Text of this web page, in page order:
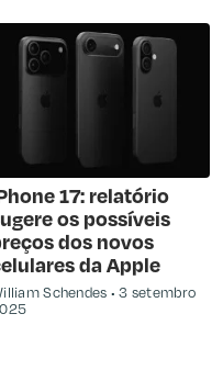
17: relatório
os possíveis
dos novos
da Apple
Schendes
3 setembro